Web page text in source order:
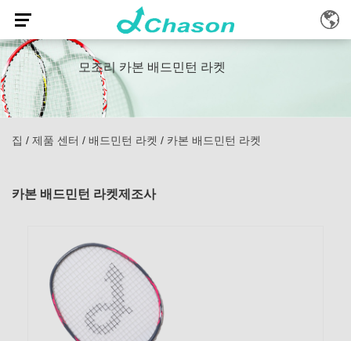
모조리 카본 배드민턴 라켓
집 / 제품 센터 / 배드민턴 라켓 / 카본 배드민턴 라켓
카본 배드민턴 라켓제조사